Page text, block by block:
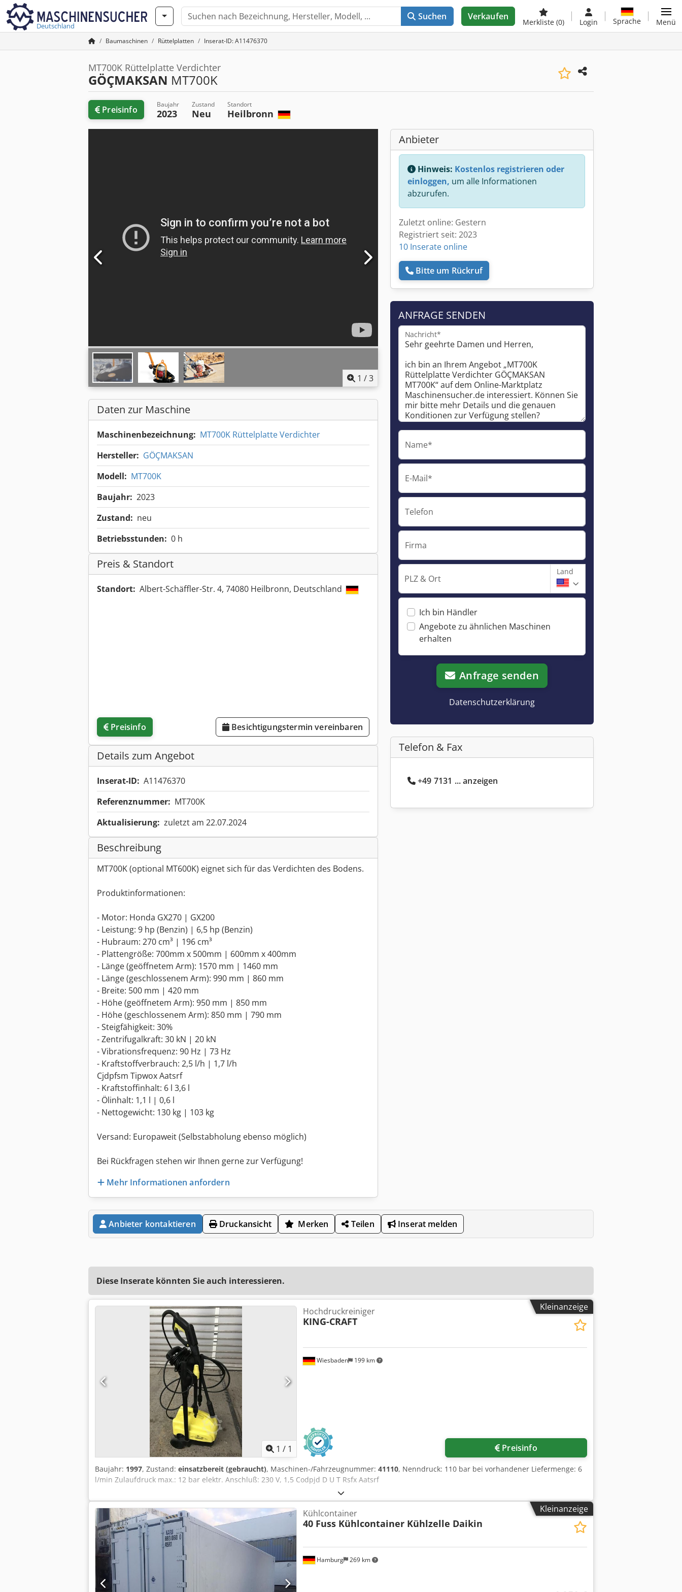
Deutschland
Suchen Verkaufen
Merkliste (0) Login Sprache Menü
Baumaschinen Rüttelplatten Inserat-ID: A11476370
MT700K Rüttelplatte Verdichter
GÖÇMAKSAN MT700K
Preisinfo Baujahr
2023
Zustand
Neu
Standort
Heilbronn
1 /3
Daten zur Maschine
Maschinenbezeichnung: MT700K Rüttelplatte Verdichter
Hersteller: GÖÇMAKSAN
Modell: MT700K
Baujahr: 2023
Zustand: neu
Betriebsstunden: 0 h
Preis & Standort
Standort: Albert-Schäffler-Str. 4, 74080 Heilbronn, Deutschland
Preisinfo Besichtigungstermin vereinbaren
Details zum Angebot
Inserat-ID: A11476370
Referenznummer: MT700K
Aktualisierung: zuletzt am 22.07.2024
Beschreibung
MT700K (optional MT600K) eignet sich für das Verdichten des Bodens.
Produktinformationen:
- Motor: Honda GX270 | GX200
- Leistung: 9 hp (Benzin) | 6,5 hp (Benzin)
- Hubraum: 270 cm³ | 196 cm³
- Plattengröße: 700mm x 500mm | 600mm x 400mm
- Länge (geöffnetem Arm): 1570 mm | 1460 mm
- Länge (geschlossenem Arm): 990 mm | 860 mm
- Breite: 500 mm | 420 mm
- Höhe (geöffnetem Arm): 950 mm | 850 mm
- Höhe (geschlossenem Arm): 850 mm | 790 mm
- Steigfähigkeit: 30%
- Zentrifugalkraft: 30 kN | 20 kN
- Vibrationsfrequenz: 90 Hz | 73 Hz
- Kraftstoffverbrauch: 2,5 l/h | 1,7 l/h
Cjdpfsm Tipwox Aatsrf
- Kraftstoffinhalt: 6 l 3,6 l
- Ölinhalt: 1,1 l | 0,6 l
- Nettogewicht: 130 kg | 103 kg
Versand: Europaweit (Selbstabholung ebenso möglich)
Bei Rückfragen stehen wir Ihnen gerne zur Verfügung!
Mehr Informationen anfordern
Anbieter
Hinweis: Kostenlos registrieren oder
einloggen, um alle Informationen
abzurufen.
Zuletzt online: Gestern
Registriert seit: 2023
10 Inserate online
Bitte um Rückruf
ANFRAGE SENDEN
Nachricht*
Name*
E-Mail*
Telefon
Firma
PLZ & Ort
Land
Ich bin Händler
Angebote zu ähnlichen Maschinen
erhalten
Anfrage senden
Datenschutzerklärung
Telefon & Fax
+49 7131 ... anzeigen
Anbieter kontaktieren Druckansicht Merken Teilen Inserat melden
Diese Inserate könnten Sie auch interessieren.
Kleinanzeige
1 / 1
Wiesbaden 199 km
Hochdruckreiniger
KING-CRAFT
Preisinfo
Baujahr: 1997, Zustand: einsatzbereit (gebraucht), Maschinen-/Fahrzeugnummer: 41110, Nenndruck: 110 bar bei vorhandener Liefermenge: 6
l/min Zulaufdruck max.: 12 bar elektr. Anschluß: 230 V, 1,5 Codpjd D U T Rsfx Aatsrf
Kleinanzeige
Hamburg 269 km
Kühlcontainer
40 Fuss Kühlcontainer Kühlzelle Daikin